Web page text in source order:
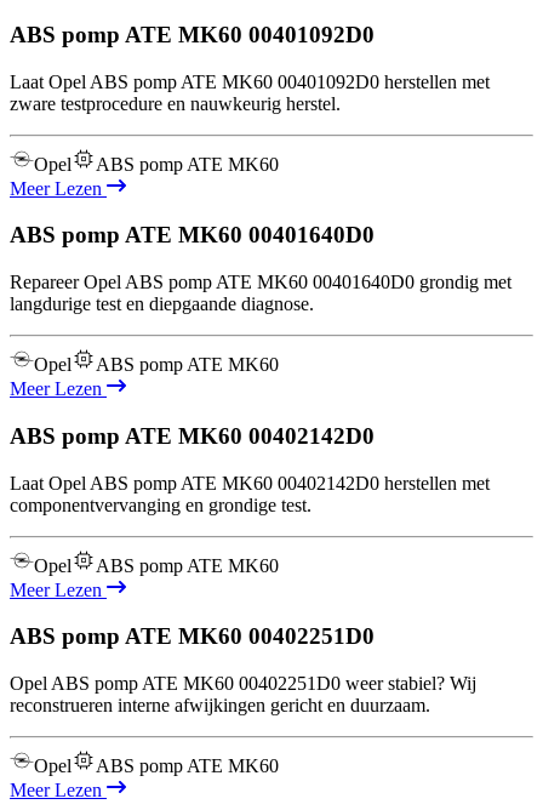
ABS pomp ATE MK60 00401092D0
Laat Opel ABS pomp ATE MK60 00401092D0 herstellen met
zware testprocedure en nauwkeurig herstel.
Opel
ABS pomp ATE MK60
Meer Lezen
ABS pomp ATE MK60 00401640D0
Repareer Opel ABS pomp ATE MK60 00401640D0 grondig met
langdurige test en diepgaande diagnose.
Opel
ABS pomp ATE MK60
Meer Lezen
ABS pomp ATE MK60 00402142D0
Laat Opel ABS pomp ATE MK60 00402142D0 herstellen met
componentvervanging en grondige test.
Opel
ABS pomp ATE MK60
Meer Lezen
ABS pomp ATE MK60 00402251D0
Opel ABS pomp ATE MK60 00402251D0 weer stabiel? Wij
reconstrueren interne afwijkingen gericht en duurzaam.
Opel
ABS pomp ATE MK60
Meer Lezen